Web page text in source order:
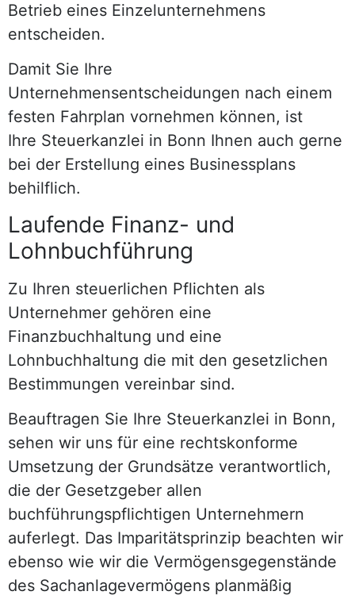
Betrieb eines Einzelunternehmens
entscheiden.
Damit Sie Ihre
Unternehmensentscheidungen nach einem
festen Fahrplan vornehmen können, ist
Ihre Steuerkanzlei in Bonn Ihnen auch gerne
bei der Erstellung eines Businessplans
behilflich.
Laufende Finanz- und
Lohnbuchführung
Zu Ihren steuerlichen Pflichten als
Unternehmer gehören eine
Finanzbuchhaltung und eine
Lohnbuchhaltung die mit den gesetzlichen
Bestimmungen vereinbar sind.
Beauftragen Sie Ihre Steuerkanzlei in Bonn,
sehen wir uns für eine rechtskonforme
Umsetzung der Grundsätze verantwortlich,
die der Gesetzgeber allen
buchführungspflichtigen Unternehmern
auferlegt. Das Imparitätsprinzip beachten wir
ebenso wie wir die Vermögensgegenstände
des Sachanlagevermögens planmäßig